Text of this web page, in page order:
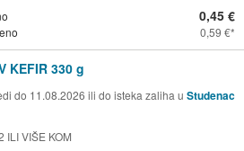
0,45 €
0,59 €
KEFIR 330 g
do 11.08.2026 ili do isteka zaliha u Studenac
ILI VIŠE KOM